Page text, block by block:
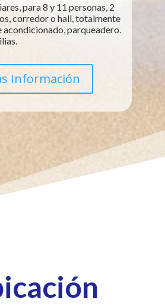
para 8 y 11 personas, 2
corredor o hall, totalmente
acondicionado, parqueadero.
Información